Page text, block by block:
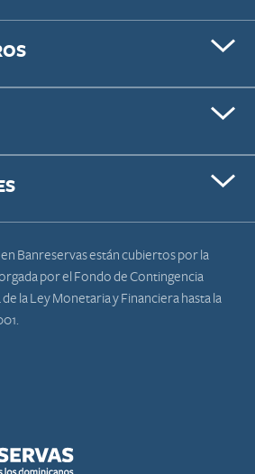
Banreservas están cubiertos por la
por el Fondo de Contingencia
la Ley Monetaria y Financiera hasta la